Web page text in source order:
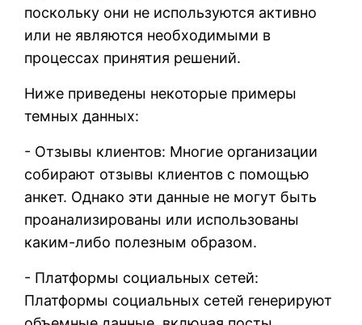
поскольку они не используются активно
или не являются необходимыми в
процессах принятия решений.
Ниже приведены некоторые примеры
темных данных:
- Отзывы клиентов: Многие организации
собирают отзывы клиентов с помощью
анкет. Однако эти данные не могут быть
проанализированы или использованы
каким-либо полезным образом.
- Платформы социальных сетей:
Платформы социальных сетей генерируют